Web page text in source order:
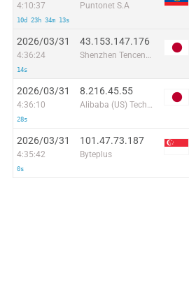
4:10:37
10d 23h 34m 13s
Puntonet S.A
2026/03/31
4:36:24
14s
43.153.147.176
Shenzhen Tencent Computer Systems Company Limited
2026/03/31
4:36:10
28s
8.216.45.55
Alibaba (US) Technology Co., Ltd.
2026/03/31
4:35:42
0s
101.47.73.187
Byteplus